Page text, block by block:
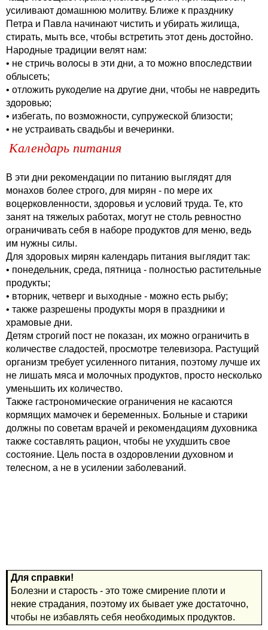
усиливают домашнюю молитву. Ближе к празднику
Петра и Павла начинают чистить и убирать жилища,
стирать, мыть все, чтобы встретить этот день достойно.
Народные традиции велят нам:
• не стричь волосы в эти дни, а то можно впоследствии
облысеть;
• отложить рукоделие на другие дни, чтобы не навредить
здоровью;
• избегать, по возможности, супружеской близости;
• не устраивать свадьбы и вечеринки.
Календарь питания
В эти дни рекомендации по питанию выглядят для
монахов более строго, для мирян - по мере их
воцерковленности, здоровья и условий труда. Те, кто
занят на тяжелых работах, могут не столь ревностно
ограничивать себя в наборе продуктов для меню, ведь
им нужны силы.
Для здоровых мирян календарь питания выглядит так:
• понедельник, среда, пятница - полностью растительные
продукты;
• вторник, четверг и выходные - можно есть рыбу;
• также разрешены продукты моря в праздники и
храмовые дни.
Детям строгий пост не показан, их можно ограничить в
количестве сладостей, просмотре телевизора. Растущий
организм требует усиленного питания, поэтому лучше их
не лишать мяса и молочных продуктов, просто несколько
уменьшить их количество.
Также гастрономические ограничения не касаются
кормящих мамочек и беременных. Больные и старики
должны по советам врачей и рекомендациям духовника
также составлять рацион, чтобы не ухудшить свое
состояние. Цель поста в оздоровлении духовном и
телесном, а не в усилении заболеваний.
Для справки!
Болезни и старость - это тоже смирение плоти и
некие страдания, поэтому их бывает уже достаточно,
чтобы не избавлять себя необходимых продуктов.